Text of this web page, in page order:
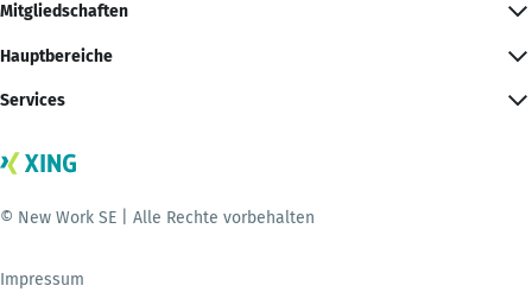
Mitgliedschaften
Hauptbereiche
Services
© New Work SE | Alle Rechte vorbehalten
Impressum